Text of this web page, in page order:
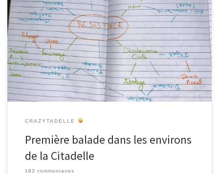
Nous sommes le 27 octobre 2024 pour un rendez-vous
Crazytadelle au bar du Pharo. L’objectif était de réaliser une carte
mentale autour du vaste terme : « résistance » et de réaliser une
balade dans les quartiers avoisinants la Citadelle. Résistadelle ? Le
mot « résistance » est polysémique. Le premier sens que nous
avons extrait […]
CRAZYTADELLE
Première balade dans les environs
de la Citadelle
163 commentaires